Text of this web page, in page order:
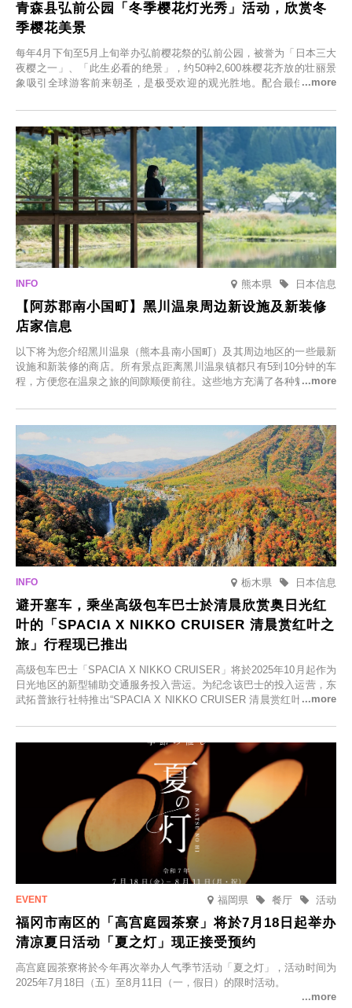
青森县弘前公园「冬季樱花灯光秀」活动，欣赏冬
季樱花美景
每年4月下旬至5月上旬举办弘前樱花祭的弘前公园，被誉为「日本三大
夜樱之一」、「此生必看的绝景」，约50种2,600株樱花齐放的壮丽景
象吸引全球游客前来朝圣，是极受欢迎的观光胜地。配合最佳观雪时
「冬季樱花灯光秀」。
熊本県 日本信息
【阿苏郡南小国町】黑川温泉周边新设施及新装修
店家信息
以下将为您介绍黑川温泉（熊本县南小国町）及其周边地区的一些最新
设施和新装修的商店。所有景点距离黑川温泉镇都只有5到10分钟的车
程，方便您在温泉之旅的间隙顺便前往。这些地方充满了各种魅力，包
食材的餐厅。让您体验黑川温泉的全新乐趣。
栃木県 日本信息
避开塞车，乘坐高级包车巴士於清晨欣赏奥日光红
叶的「SPACIA X NIKKO CRUISER 清晨赏红叶之
旅」行程现已推出
高级包车巴士「SPACIA X NIKKO CRUISER」将於2025年10月起作为
日光地区的新型辅助交通服务投入营运。为纪念该巴士的投入运营，东
武拓普旅行社特推出“SPACIA X NIKKO CRUISER 清晨赏红叶之旅”，
福岡県 活动
餐厅
福冈市南区的「高宫庭园茶寮」将於7月18日起举办
清凉夏日活动「夏之灯」现正接受预约
高宫庭园茶寮将於今年再次举办人气季节活动「夏之灯」，活动时间为
2025年7月18日（五）至8月11日（一，假日）的限时活动。